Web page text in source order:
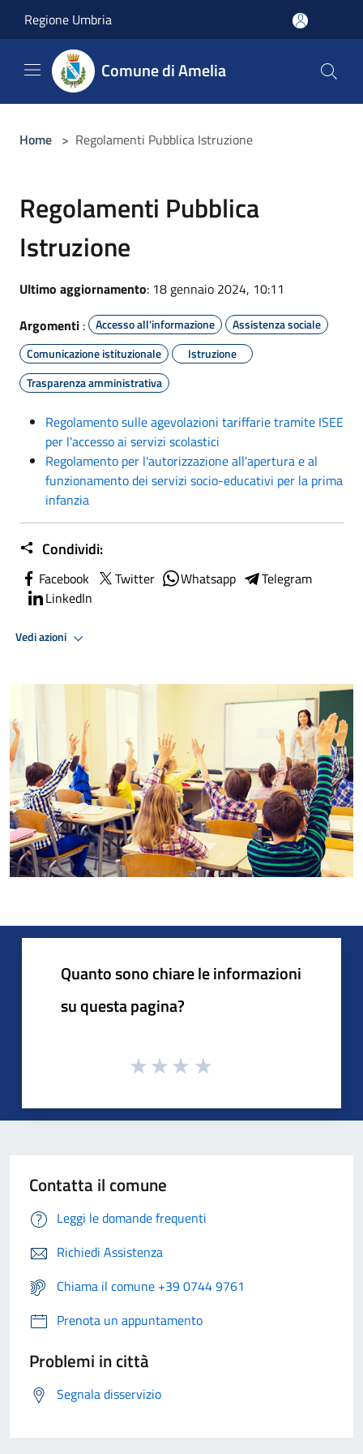
Regione Umbria
Comune di Amelia
Home > Regolamenti Pubblica Istruzione
Regolamenti Pubblica
Istruzione
Ultimo aggiornamento: 18 gennaio 2024, 10:11
Argomenti : Accesso all'informazione
Assistenza sociale
Comunicazione istituzionale
Istruzione
Trasparenza amministrativa
Regolamento sulle agevolazioni tariffarie tramite ISEE
per l'accesso ai servizi scolastici
Regolamento per l'autorizzazione all'apertura e al
funzionamento dei servizi socio-educativi per la prima
infanzia
Condividi:
Facebook Twitter Whatsapp
Telegram
LinkedIn
Vedi azioni
Quanto sono chiare le informazioni
su questa pagina?
Contatta il comune
Leggi le domande frequenti
Richiedi Assistenza
Chiama il comune +39 0744 9761
Prenota un appuntamento
Problemi in città
Segnala disservizio